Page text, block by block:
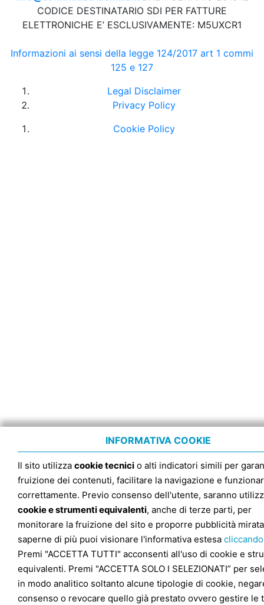
CODICE DESTINATARIO SDI PER FATTURE
ELETTRONICHE E’ ESCLUSIVAMENTE: M5UXCR1
Informazioni ai sensi della legge 124/2017 art 1 commi
125 e 127
Legal Disclaimer
Privacy Policy
Cookie Policy
INFORMATIVA COOKIE
Il sito utilizza cookie tecnici o alti indicatori simili per
fruizione dei contenuti, facilitare la navigazione e
correttamente. Previo consenso dell'utente, saranno
cookie e strumenti equivalenti, anche di terze parti, per
monitorare la fruizione del sito e proporre pubblicità
saperne di più puoi visionare l'informativa estesa
Premi "ACCETTA TUTTI" acconsenti all'uso di cookie e
equivalenti. Premi "ACCETTA SOLO I SELEZIONATI” per
in modo analitico soltanto alcune tipologie di cookie,
consenso o revocare quello già prestato ovvero gestire le